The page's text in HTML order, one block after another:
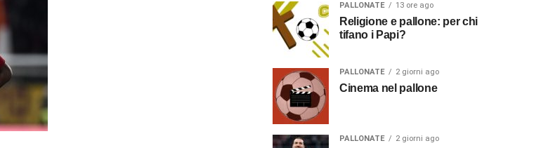
PALLONATE 13 ore ago
Religione e pallone: per chi
tifano i Papi?
PALLONATE 2 giorni ago
Cinema nel pallone
PALLONATE 2 giorni ago